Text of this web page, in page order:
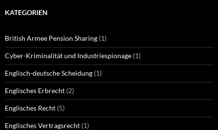
KATEGORIEN
British Armee Pension Sharing (1)
Cyber-Kriminalität und Industriespionage (1)
Englisch-deutsche Scheidung (1)
Englisches Erbrecht (2)
Englisches Recht (5)
Englisches Vertragsrecht (1)